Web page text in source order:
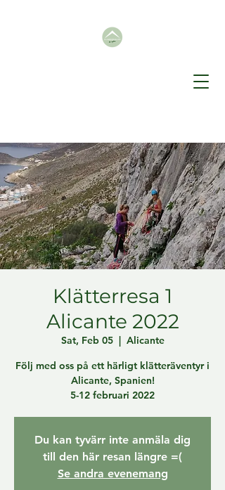
Klätterresa 1
Alicante 2022
Sat, Feb 05
  |
Alicante
Följ med oss på ett härligt klätteräventyr i
Alicante, Spanien!
5-12 februari 2022
Du kan tyvärr inte anmäla dig
till den här resan längre =(
Se andra evenemang